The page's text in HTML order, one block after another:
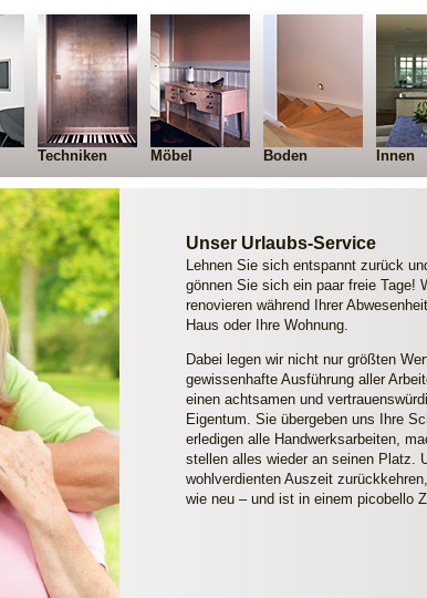
Techniken Möbel Boden Innen
Unser Urlaubs-Service
Lehnen Sie sich entspannt zurück
gönnen Sie sich ein paar freie Tage!
renovieren während Ihrer
Haus oder Ihre Wohnung.
Dabei legen wir nicht nur größten
gewissenhafte Ausführung aller
einen achtsamen und
Eigentum. Sie übergeben uns Ihre
erledigen alle Handwerks­arbeiten,
stellen alles wieder an seinen Platz.
wohl­verdienten Auszeit
wie neu – und ist in einem picobello